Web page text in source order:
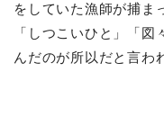
をしていた漁師が捕ま
「しつこいひと」「
んだのが所以だと言わ